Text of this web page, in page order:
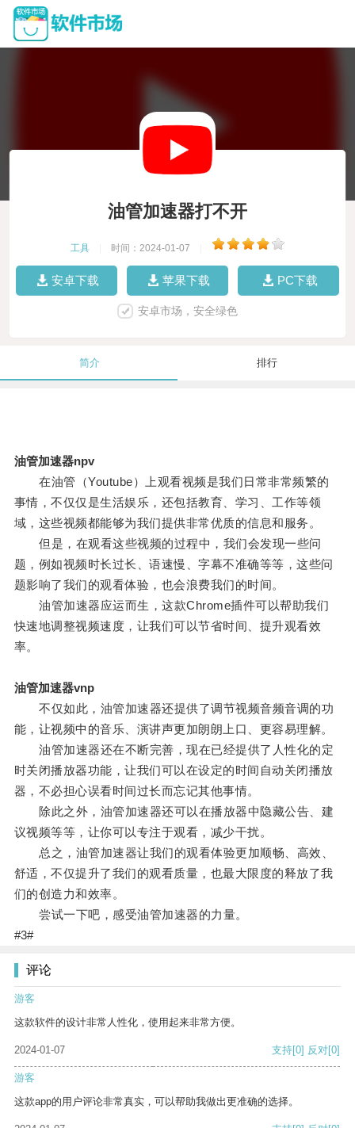
油管加速器打不开
工具 时间：2024-01-07
安卓下载 苹果下载 PC下载
安卓市场，安全绿色
简介 排行
油管加速器npv
在油管（Youtube）上观看视频是我们日常非常频繁的
事情，不仅仅是生活娱乐，还包括教育、学习、工作等领
域，这些视频都能够为我们提供非常优质的信息和服务。
但是，在观看这些视频的过程中，我们会发现一些问
题，例如视频时长过长、语速慢、字幕不准确等等，这些问
题影响了我们的观看体验，也会浪费我们的时间。
油管加速器应运而生，这款Chrome插件可以帮助我们
快速地调整视频速度，让我们可以节省时间、提升观看效
率。
油管加速器vnp
不仅如此，油管加速器还提供了调节视频音频音调的功
能，让视频中的音乐、演讲声更加朗朗上口、更容易理解。
油管加速器还在不断完善，现在已经提供了人性化的定
时关闭播放器功能，让我们可以在设定的时间自动关闭播放
器，不必担心误看时间过长而忘记其他事情。
除此之外，油管加速器还可以在播放器中隐藏公告、建
议视频等等，让你可以专注于观看，减少干扰。
总之，油管加速器让我们的观看体验更加顺畅、高效、
舒适，不仅提升了我们的观看质量，也最大限度的释放了我
们的创造力和效率。
尝试一下吧，感受油管加速器的力量。
#3#
评论
游客
这款软件的设计非常人性化，使用起来非常方便。
2024-01-07 支持[0] 反对[0]
游客
这款app的用户评论非常真实，可以帮助我做出更准确的选择。